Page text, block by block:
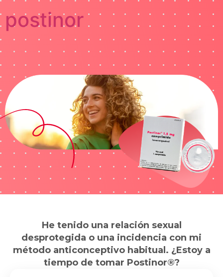
postinor
He tenido una relación sexual
desprotegida o una incidencia con mi
método anticonceptivo habitual. ¿Estoy a
tiempo de tomar Postinor®?